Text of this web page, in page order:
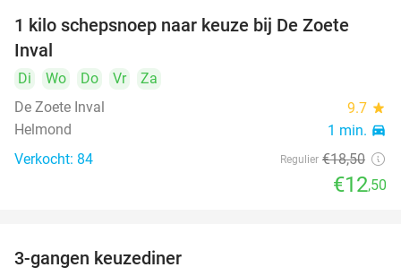
32%
1 kilo schepsnoep naar keuze bij De Zoete
Inval
Di Wo Do Vr
Za
De Zoete Inval
9.7 star
Helmond 1 min. directions_car
Verkocht: 84 Regulier €18,50
€12,50
3-gangen keuzediner